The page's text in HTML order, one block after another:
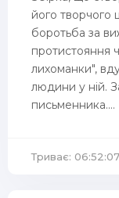
його творчого
боротьба за
протистояння
лихоманки",
людини у ній.
письменника....
Триває: 06:52:07